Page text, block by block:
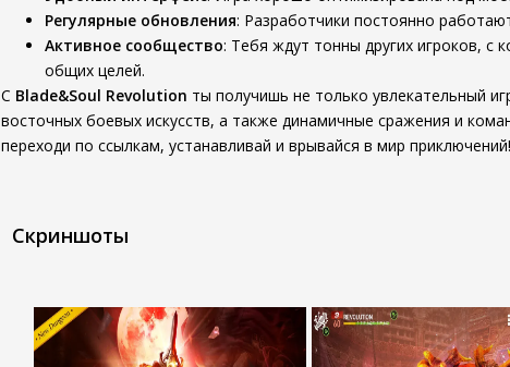
Регулярные обновления: Разработчики постоянно
Активное сообщество: Тебя ждут тонны других игроков,
общих целей.
С Blade&Soul Revolution ты получишь не только увлекательный
восточных боевых искусств, а также динамичные сражения и
переходи по ссылкам, устанавливай и врывайся в мир приключений!
Скриншоты